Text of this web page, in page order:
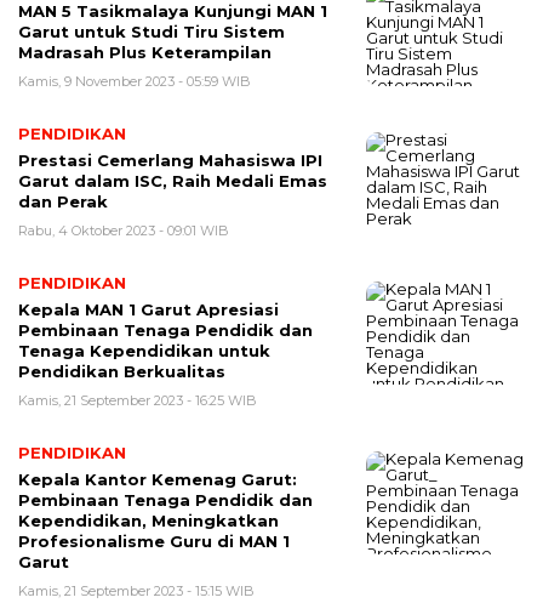
MAN 5 Tasikmalaya Kunjungi MAN 1
Garut untuk Studi Tiru Sistem
Madrasah Plus Keterampilan
Kamis, 9 November 2023 - 05:59 WIB
PENDIDIKAN
Prestasi Cemerlang Mahasiswa IPI
Garut dalam ISC, Raih Medali Emas
dan Perak
Rabu, 4 Oktober 2023 - 09:01 WIB
PENDIDIKAN
Kepala MAN 1 Garut Apresiasi
Pembinaan Tenaga Pendidik dan
Tenaga Kependidikan untuk
Pendidikan Berkualitas
Kamis, 21 September 2023 - 16:25 WIB
PENDIDIKAN
Kepala Kantor Kemenag Garut:
Pembinaan Tenaga Pendidik dan
Kependidikan, Meningkatkan
Profesionalisme Guru di MAN 1
Garut
Kamis, 21 September 2023 - 15:15 WIB